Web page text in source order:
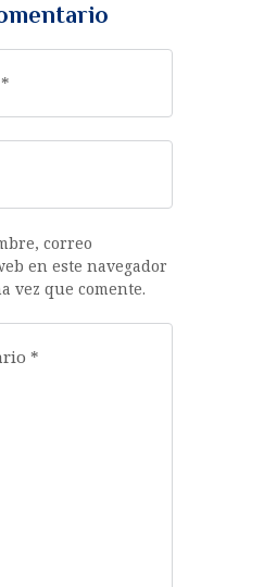
correo
en este navegador
vez que comente.